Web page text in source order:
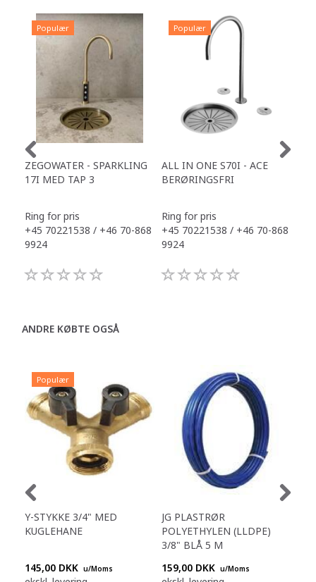
Populær
ZEGOWATER - SPARKLING
17I MED TAP 3
Ring for pris
+45 70221538 / +46 70-868
9924
Populær
ALL IN ONE S70I - ACE
BERØRINGSFRI
Ring for pris
+45 70221538 / +46 70-868
9924
ANDRE KØBTE OGSÅ
Populær
Y-STYKKE 3/4" MED
KUGLEHANE
145,00 DKK u/Moms
JG PLASTRØR
POLYETHYLEN (LLDPE)
3/8" BLÅ 5 M
159,00 DKK u/Moms